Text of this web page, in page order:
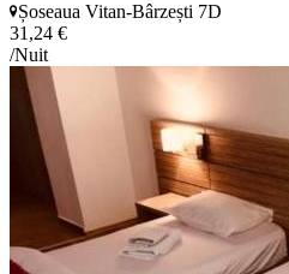
Șoseaua Vitan-Bârzești 7D
31,24 €
/Nuit